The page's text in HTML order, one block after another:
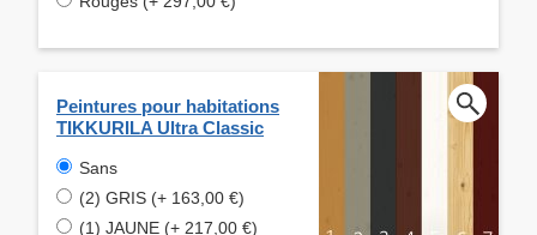
Peintures pour habitations
TIKKURILA Ultra Classic
Sans
(2) GRIS (+ 163,00 €)
(1) JAUNE (+ 217,00 €)